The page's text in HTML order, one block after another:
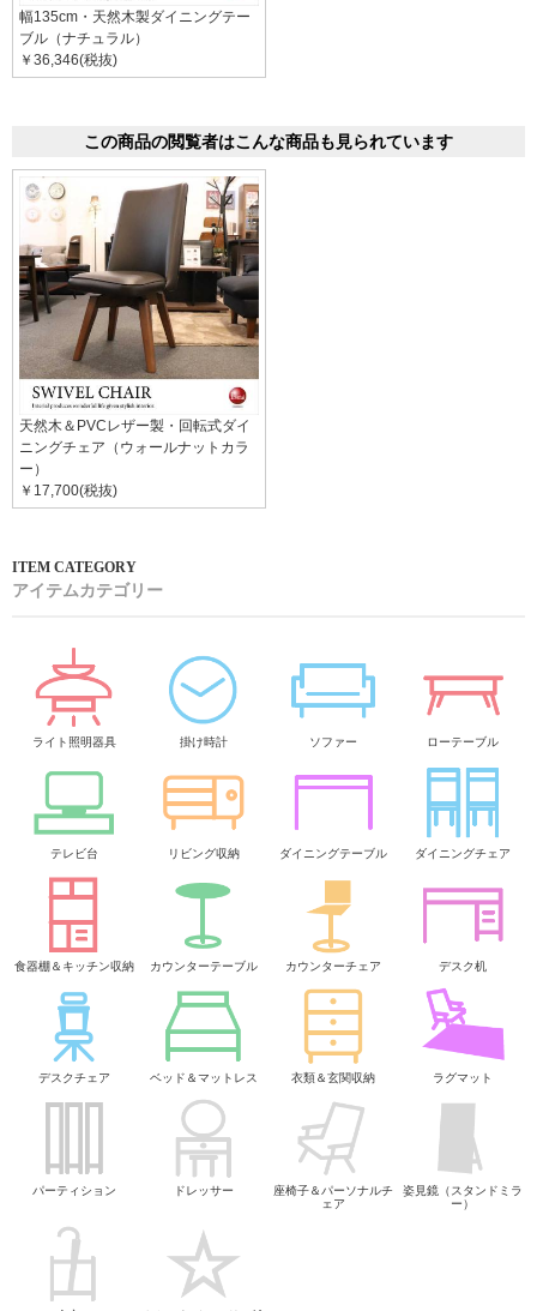
幅135cm・天然木製ダイニングテー
ブル（ナチュラル）
￥36,346(税抜)
この商品の閲覧者はこんな商品も見られています
天然木＆PVCレザー製・回転式ダイ
ニングチェア（ウォールナットカラ
ー）
￥17,700(税抜)
アイテムカテゴリー
ライト照明器具 掛け時計 ソファー ローテーブル
テレビ台 リビング収納 ダイニングテーブル ダイニングチェア
食器棚＆キッチン収納 カウンターテーブル カウンターチェア デスク机
デスクチェア ベッド＆マットレス 衣類＆玄関収納 ラグマット
パーティション ドレッサー
座椅子＆パーソナルチ
ェア
姿見鏡（スタンドミラ
ー）